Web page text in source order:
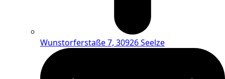
Wunstorferstaße 7, 30926 Seelze